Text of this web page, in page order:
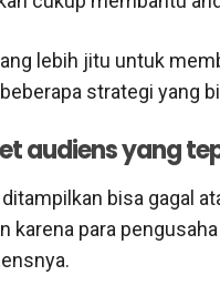
lebih jitu untuk
strategi yang
audiens yang
ditampilkan bisa gagal
karena para